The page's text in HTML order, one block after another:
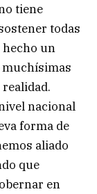
tiene
todas
hecho un
muchísimas
nacional
forma de
aliado
que
en